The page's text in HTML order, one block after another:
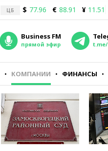
ЦБ $ 77.96 € 88.91 ¥ 11.51
Business FM
прямой эфир t.me/
КОМПАНИИ ФИНАНСЫ